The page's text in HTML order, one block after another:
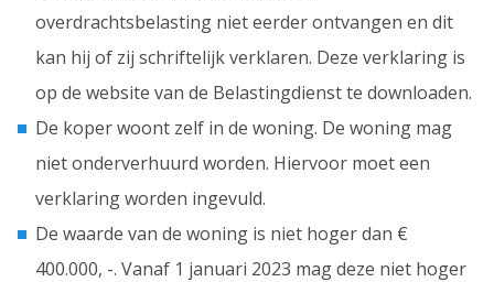
overdrachtsbelasting niet eerder ontvangen en dit
kan hij of zij schriftelijk verklaren. Deze verklaring is
op de website van de Belastingdienst te downloaden.
De koper woont zelf in de woning. De woning mag
niet onderverhuurd worden. Hiervoor moet een
verklaring worden ingevuld.
De waarde van de woning is niet hoger dan €
400.000, -. Vanaf 1 januari 2023 mag deze niet hoger